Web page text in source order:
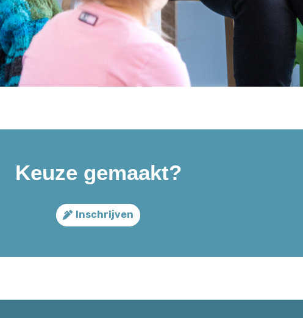
Keuze gemaakt?
Inschrijven